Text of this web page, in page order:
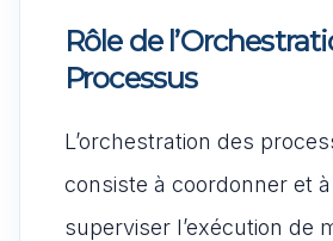
Rôle de
Processus
L’orchestration des
consiste à coordonner et à
superviser l’exécution de